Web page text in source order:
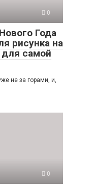
0
Года
рисунка на
для самой
не за горами, и,
0